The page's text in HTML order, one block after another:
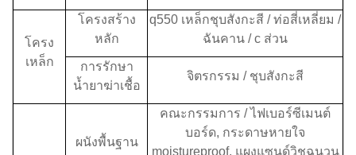
โครง
เหล็ก
โครงสร้าง
หลัก
q550 เหล็กชุบสังกะสี / ท่อสี่เหลี่ยม /
ฉันคาน / c ส่วน
การรักษา
น้ำยาฆ่าเชื้อ
จิตรกรรม / ชุบสังกะสี
ผนังพื้นฐาน
คณะกรรมการ / ไฟเบอร์ซีเมนต์
บอร์ด, กระดาษหายใจ
moistureproof, แผงแซนด์วิชฉนวน